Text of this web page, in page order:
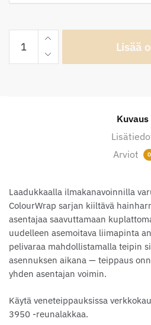
ColourWrap
G62
Lisää
Kuvaus
Arviot
0
Laadukkaalla ilmakanavoinnilla
ColourWrap sarjan kiiltävä
asentajaa saavuttamaan
uudelleen asemoitava liimapinta
pelivaraa mahdollistamalla teipin
asennuksen aikana — teippaus
yhden asentajan voimin.
Käytä veneteippauksissa
3950 -reunalakkaa.